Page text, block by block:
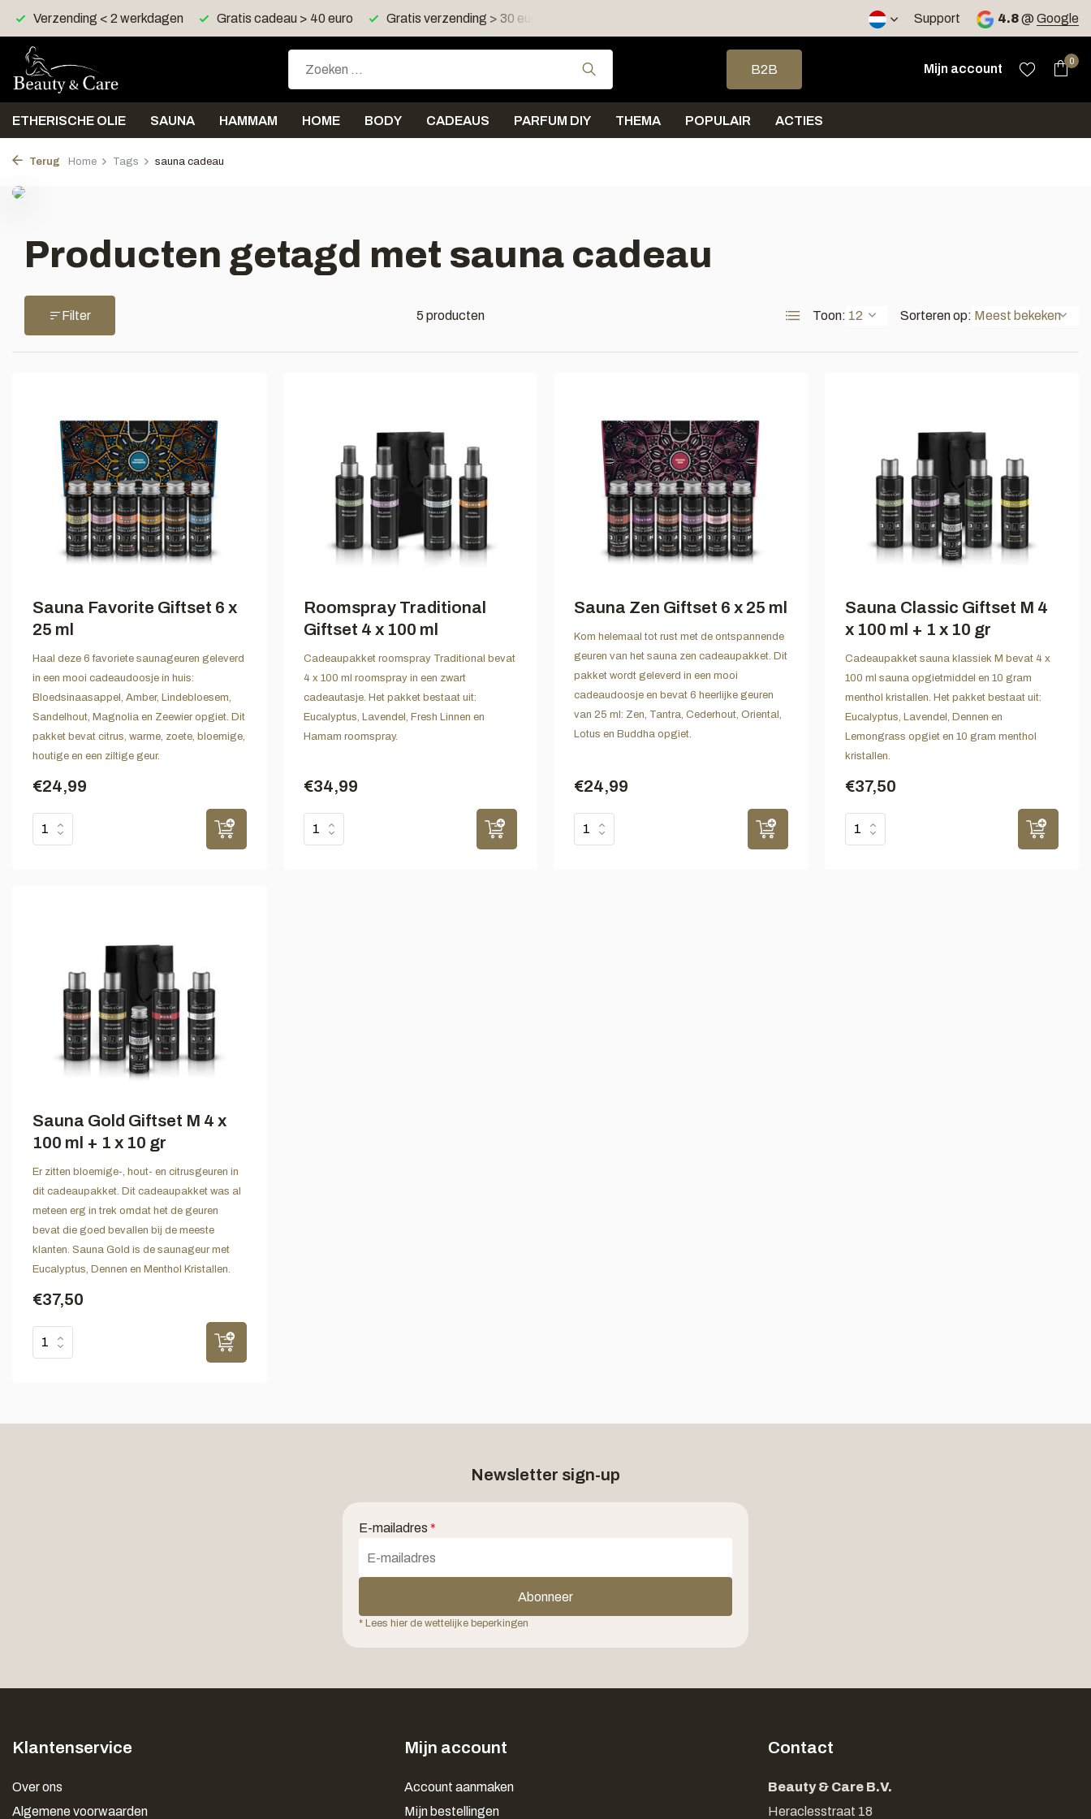
Verzending < 2 werkdagen Gratis cadeau > 40 euro Gratis verzending > 30 euro in NL en BE Support 4.8@ Google
Gebruik de pijltjes op en neer om een beschikbaar resultaat te selecteren. Druk
B2B
Mijn account
0
ETHERISCHE OLIE SAUNA HAMMAM HOME BODY CADEAUS PARFUM DIY THEMA POPULAIR ACTIES
Terug Home Tags sauna cadeau
Producten getagd met sauna cadeau
Filter 5 producten Toon: Sorteren op:
Sauna Favorite Giftset 6 x
25 ml
Haal deze 6 favoriete saunageuren geleverd
in een mooi cadeaudoosje in huis:
Bloedsinaasappel, Amber, Lindebloesem,
Sandelhout, Magnolia en Zeewier opgiet. Dit
pakket bevat citrus, warme, zoete, bloemige,
houtige en een ziltige geur.
€24,99
Roomspray Traditional
Giftset 4 x 100 ml
Cadeaupakket roomspray Traditional bevat
4 x 100 ml roomspray in een zwart
cadeautasje. Het pakket bestaat uit:
Eucalyptus, Lavendel, Fresh Linnen en
Hamam roomspray.
€34,99
Sauna Zen Giftset 6 x 25 ml
Kom helemaal tot rust met de ontspannende
geuren van het sauna zen cadeaupakket. Dit
pakket wordt geleverd in een mooi
cadeaudoosje en bevat 6 heerlijke geuren
van 25 ml: Zen, Tantra, Cederhout, Oriental,
Lotus en Buddha opgiet.
€24,99
Sauna Classic Giftset M 4
x 100 ml + 1 x 10 gr
Cadeaupakket sauna klassiek M bevat 4 x
100 ml sauna opgietmiddel en 10 gram
menthol kristallen. Het pakket bestaat uit:
Eucalyptus, Lavendel, Dennen en
Lemongrass opgiet en 10 gram menthol
kristallen.
€37,50
Sauna Gold Giftset M 4 x
100 ml + 1 x 10 gr
Er zitten bloemige-, hout- en citrusgeuren in
dit cadeaupakket. Dit cadeaupakket was al
meteen erg in trek omdat het de geuren
bevat die goed bevallen bij de meeste
klanten. Sauna Gold is de saunageur met
Eucalyptus, Dennen en Menthol Kristallen.
€37,50
Newsletter sign-up
E-mailadres *
Abonneer
* Lees hier de wettelijke beperkingen
Klantenservice
Over ons
Algemene voorwaarden
Mijn account
Account aanmaken
Mijn bestellingen
Contact
Beauty & Care B.V.
Heraclesstraat 18